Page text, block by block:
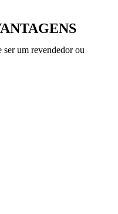
ser um revendedor ou